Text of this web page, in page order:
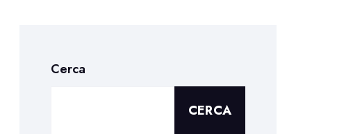
Cerca
CERCA